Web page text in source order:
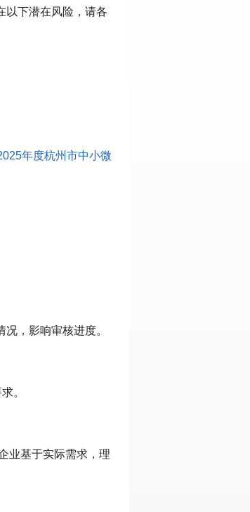
以下潜在风险，请各
年度杭州市中小微
，影响审核进度。
。
业基于实际需求，理